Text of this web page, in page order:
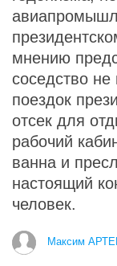
мнению
соседство
поездок
отсек для
рабочий
ванна и
настоящий
человек.
Максим